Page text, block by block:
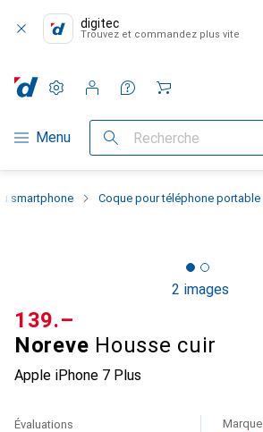
digitec
Trouvez et commandez plus vite
Navigation par catégorie
Menu Recherche
Paramètres
Compte client
Listes de comparaison
Listes d'envies
Panier
smartphone Coque pour téléphone portable
2 images
Noreve Housse cuir
Apple iPhone 7 Plus
CHF
139.–
Évaluations Marque